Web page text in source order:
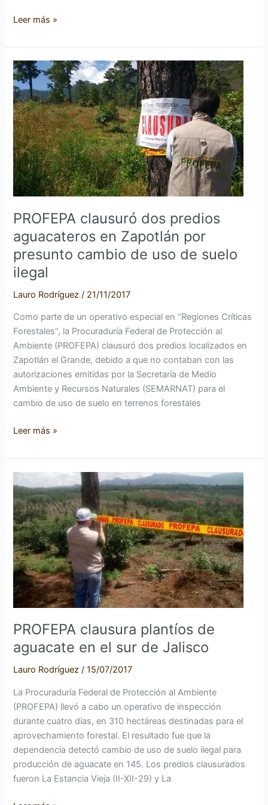
Leer más »
PROFEPA clausuró dos predios
aguacateros en Zapotlán por
presunto cambio de uso de suelo
ilegal
Lauro Rodríguez/ 21/11/2017
Como parte de un operativo especial en “Regiones Críticas
Forestales”, la Procuraduría Federal de Protección al
Ambiente (PROFEPA) clausuró dos predios localizados en
Zapotlán el Grande, debido a que no contaban con las
autorizaciones emitidas por la Secretaría de Medio
Ambiente y Recursos Naturales (SEMARNAT) para el
cambio de uso de suelo en terrenos forestales
PROFEPA
clausuró
dos
predios
aguacateros
en
Zapotlán
por
presunto
cambio
de
uso
de
suelo
ilegal
Leer más »
PROFEPA clausura plantíos de
aguacate en el sur de Jalisco
Lauro Rodríguez/15/07/2017
La Procuraduría Federal de Protección al Ambiente
(PROFEPA) llevó a cabo un operativo de inspección
durante cuatro días, en 310 hectáreas destinadas para el
aprovechamiento forestal. El resultado fue que la
dependencia detectó cambio de uso de suelo ilegal para
producción de aguacate en 145. Los predios clausurados
fueron La Estancia Vieja (II-XII-29) y La
clausura
plantíos
de
aguacate
en
el
sur
de
Jalisco